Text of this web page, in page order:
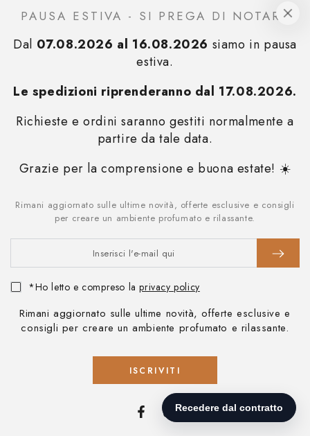
PAUSA ESTIVA - SI PREGA DI NOTARE
Dal 07.08.2026 al 16.08.2026 siamo in pausa
estiva.
Le spedizioni riprenderanno dal 17.08.2026.
Richieste e ordini saranno gestiti normalmente a
partire da tale data.
Grazie per la comprensione e buona estate! ☀️
Rimani aggiornato sulle ultime novità, offerte esclusive e consigli
per creare un ambiente profumato e rilassante.
Inserisci
mail
*Ho letto e compreso laprivacy policy
Rimani aggiornato sulle ultime novità, offerte esclusive e
consigli per creare un ambiente profumato e rilassante.
ISCRIVITI
FacebookInstagram